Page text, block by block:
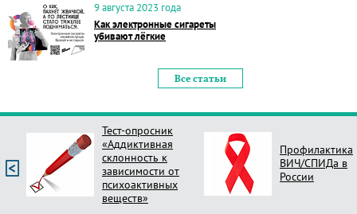
9 августа 2023 года
Как электронные сигареты
убивают лёгкие
Все статьи
Тест-опросник
«Аддиктивная
склонность к
зависимости от
психоактивных
веществ»
Профилактика
ВИЧ/СПИДа в
России